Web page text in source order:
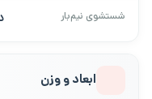
شستشوی نیم‌بار
ابعاد و وزن